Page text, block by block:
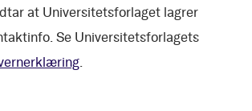
at Universitetsforlaget lagrer
Se Universitetsforlagets